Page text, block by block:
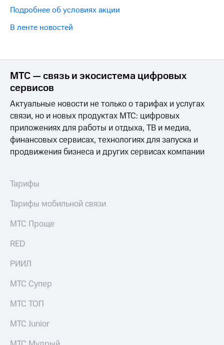
Для дома
Спутниковое ТВ
Выберите
с выгодным
ТВ и телефон
для дома
Спутниковое
ТВ
и подписки
МТС
Premium
музыка
другое
Семейная
МТС
Premium
на гигабайты
фильмы,
музыка
другое
Семейная
группа
Скидка
доступ
к геолокации
Сертификаты
в Мой МТС
Посмотрите,
полезного
Подробнее об условиях акции
В ленте новостей
МТС — связь и экосистема цифровых
сервисов
Актуальные новости не только о тарифах и услугах
связи, но и новых продуктах МТС: цифровых
приложениях для работы и отдыха, ТВ и медиа,
финансовых сервисах, технологиях для запуска и
продвижения бизнеса и других сервисах компании
Тарифы
Тарифы мобильной связи
МТС Проще
RED
РИИЛ
МТС Супер
МТС ТОП
МТС Junior